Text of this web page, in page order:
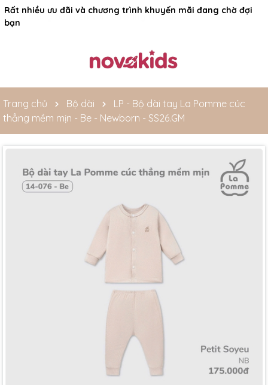
Rất nhiều ưu đãi và chương trình khuyến mãi đang chờ đợi
bạn
Trang chủ Bộ dài
LP - Bộ dài tay La Pomme cúc
thẳng mềm mịn - Be - Newborn - SS26.GM